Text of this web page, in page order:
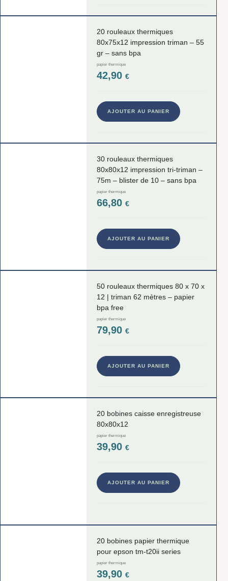
20 rouleaux thermiques
80x75x12 impression triman – 55
gr – sans bpa
papier thermique
42,90€
AJOUTER AU PANIER
30 rouleaux thermiques
80x80x12 impression tri-triman –
75m – blister de 10 – sans bpa
papier thermique
66,80€
AJOUTER AU PANIER
50 rouleaux thermiques 80 x 70 x
12 | triman 62 mètres – papier
bpa free
papier thermique
79,90€
AJOUTER AU PANIER
20 bobines caisse enregistreuse
80x80x12
papier thermique
39,90€
AJOUTER AU PANIER
20 bobines papier thermique
pour epson tm-t20ii series
papier thermique
39,90€